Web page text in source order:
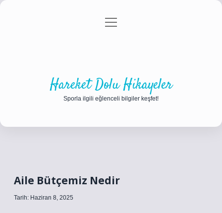
Gizlilik Politikası
menüyü
Hareket Dolu Hikayeler
Sporla ilgili eğlenceli bilgiler keşfet!
Aile Bütçemiz Nedir
Tarih: Haziran 8, 2025